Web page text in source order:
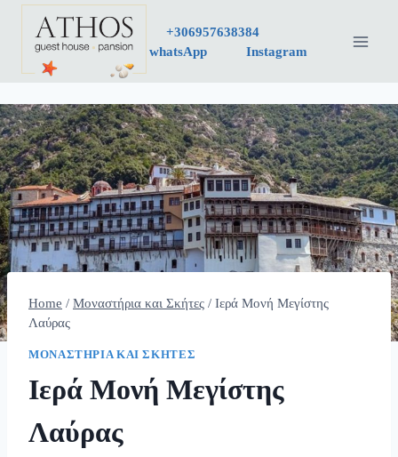
Skip
content
+306957638384
whatsApp
Instagram
Home / Μοναστήρια και Σκήτες / Ιερά Μονή Μεγίστης
Λαύρας
ΜΟΝΑΣΤΉΡΙΑ ΚΑΙ ΣΚΉΤΕΣ
Ιερά Μονή Μεγίστης
Λαύρας